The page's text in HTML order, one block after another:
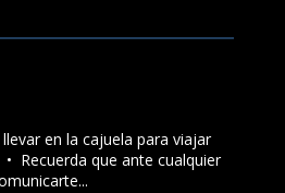
en la cajuela para viajar
⁠Recuerda que ante cualquier